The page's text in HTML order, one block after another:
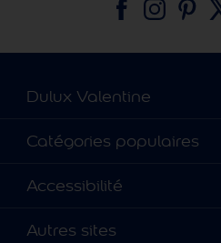
Dulux Valentine
Catalogues
Nous contacter
Catégories populaires
Nos couleurs
Inspirations
Accessibilité
Précision des couleurs
Autres sites